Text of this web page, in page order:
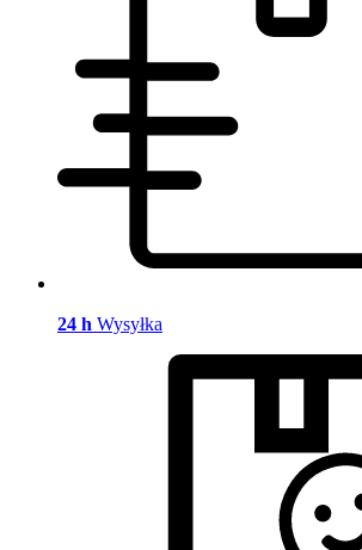
24 h Wysyłka